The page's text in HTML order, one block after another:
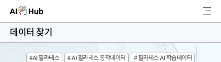
AI-Hub
데이터 찾기
#AI 필라테스 # AI 필라테스 동작데이터 # 필라테스 AI 학습데이터